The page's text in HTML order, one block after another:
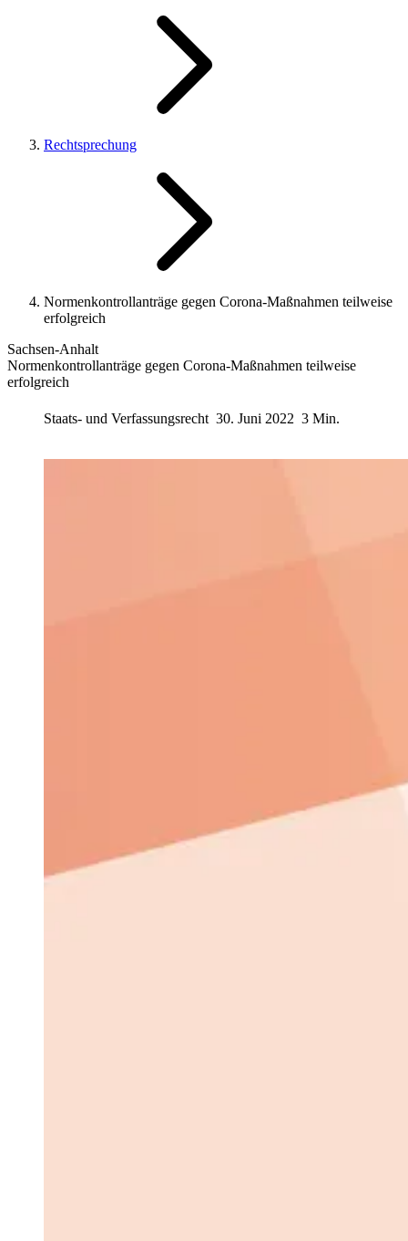
Rechtsprechung
Normenkontrollanträge gegen Corona-Maßnahmen teilweise
erfolgreich
Sachsen-Anhalt
Normenkontrollanträge gegen Corona-Maßnahmen teilweise
erfolgreich
Staats- und Verfassungsrecht 30. Juni 2022 3 Min.